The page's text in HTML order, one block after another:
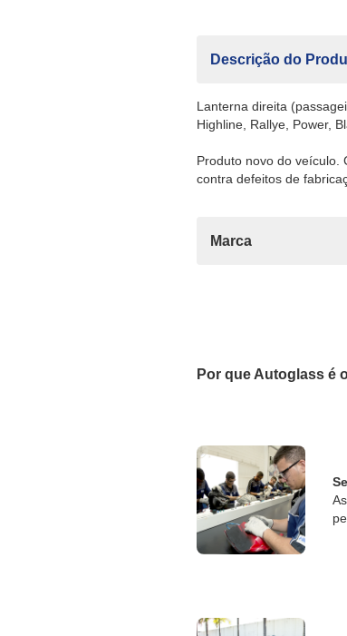
Descrição do
Lanterna direita
Highline, Rallye, Power,
Produto novo do veículo.
contra defeitos de
Marca
Por que Autoglass é